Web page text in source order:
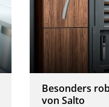
Besonders
von Salto